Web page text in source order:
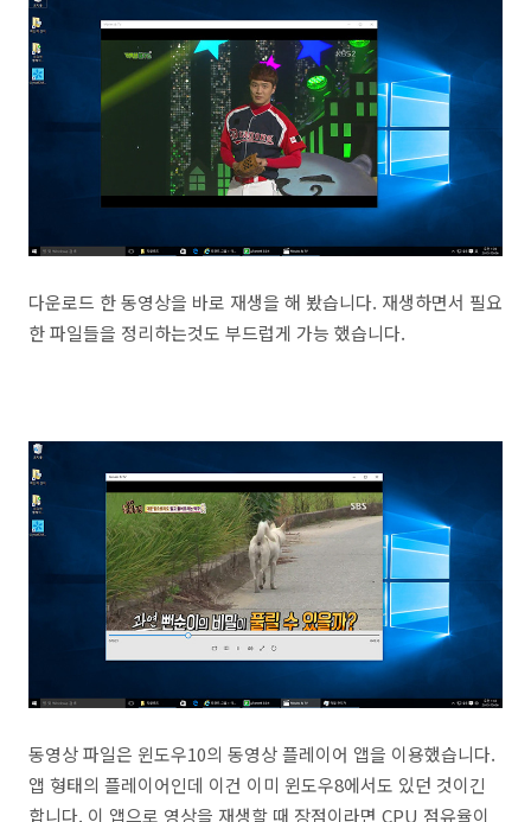
다운로드 한 동영상을 바로 재생을 해 봤습니다. 재생하면서 필요
한 파일들을 정리하는것도 부드럽게 가능 했습니다.
동영상 파일은 윈도우10의 동영상 플레이어 앱을 이용했습니다.
앱 형태의 플레이어인데 이건 이미 윈도우8에서도 있던 것이긴
합니다. 이 앱으로 영상을 재생할 때 장점이라면 CPU 점유율이